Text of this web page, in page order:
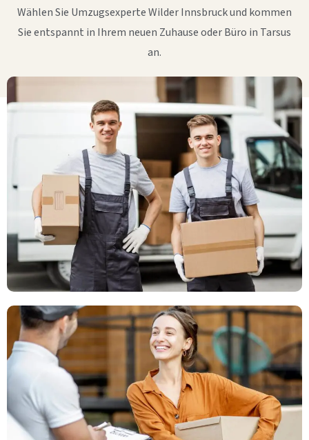
Wählen Sie Umzugsexperte Wilder Innsbruck und kommen
Sie entspannt in Ihrem neuen Zuhause oder Büro in Tarsus
an.